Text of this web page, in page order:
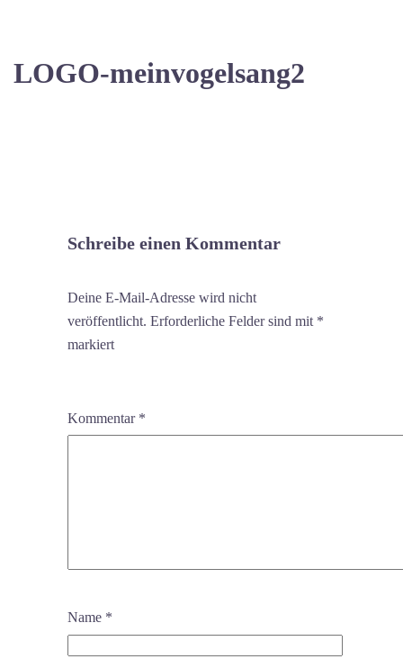
LOGO-meinvogelsang2
Schreibe einen Kommentar
Deine E-Mail-Adresse wird nicht
veröffentlicht. Erforderliche Felder sind mit *
markiert
Kommentar *
Name *